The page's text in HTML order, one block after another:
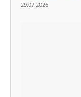
29.07.2026